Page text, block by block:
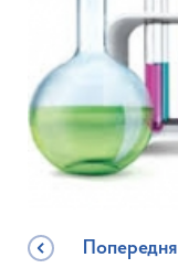
Попередня